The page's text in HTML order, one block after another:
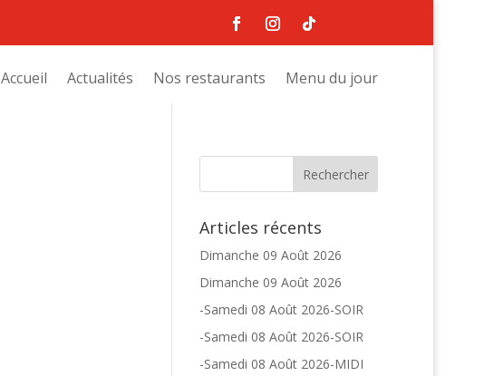
Accueil Actualités Nos restaurants Menu du jour
Articles récents
Dimanche 09 Août 2026
Dimanche 09 Août 2026
-Samedi 08 Août 2026-SOIR
-Samedi 08 Août 2026-SOIR
-Samedi 08 Août 2026-MIDI